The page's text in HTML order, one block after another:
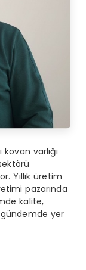
kovan varlığı
Yıllık üretim
pazarında
kalite,
gündemde yer